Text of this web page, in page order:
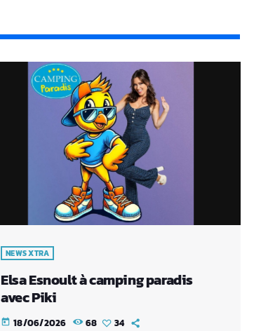
NEWS XTRA
Elsa Esnoult à camping paradis
avec Piki
today 18/06/2026 68 34